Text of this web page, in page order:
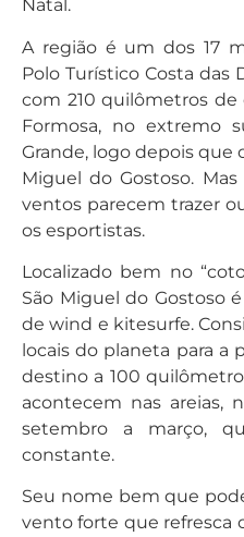
Natal.
A região é um dos 17
Polo Turístico Costa das
com 210 quilômetros de
Formosa, no extremo
Grande, logo depois que
Miguel do Gostoso.
ventos parecem trazer
os esportistas.
Localizado bem no
São Miguel do Gostoso
de wind e kitesurfe.
locais do planeta para a
destino a 100
acontecem nas areias,
setembro a março,
constante.
Seu nome bem que
vento forte que refresca